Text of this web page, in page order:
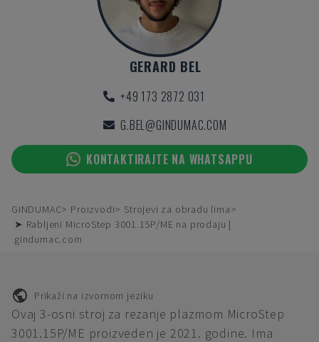
GERARD BEL
+49 173 2872 031
G.BEL@GINDUMAC.COM
KONTAKTIRAJTE NA WHATSAPPU
GINDUMAC Proizvodi
Strojevi za obradu lima
➤ Rabljeni MicroStep 3001.15P/ME na prodaju |
gindumac.com
Prikaži na izvornom jeziku
Ovaj 3-osni stroj za rezanje plazmom MicroStep
3001.15P/ME proizveden je 2021. godine. Ima